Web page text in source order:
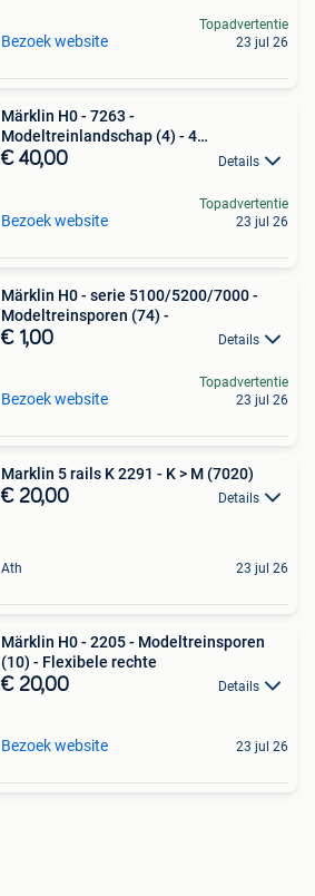
Bezoek website
Topadvertentie
23 jul 26
Märklin H0 - 7263 -
Modeltreinlandschap (4) - 4
boogbruggen,
€ 40,00 Details
Bezoek website
Topadvertentie
23 jul 26
Märklin H0 - serie 5100/5200/7000 -
Modeltreinsporen (74) -
€ 1,00 Details
Bezoek website
Topadvertentie
23 jul 26
Marklin 5 rails K 2291 - K > M (7020)
€ 20,00 Details
Ath 23 jul 26
Märklin H0 - 2205 - Modeltreinsporen
(10) - Flexibele rechte
€ 20,00 Details
Bezoek website 23 jul 26